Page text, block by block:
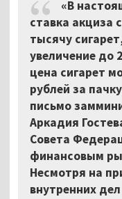
«В
ставка акциза
тысячу
увеличение до
цена сигарет
рублей за
письмо
Аркадия
Совета
финансовым
Несмотря на
внутренних